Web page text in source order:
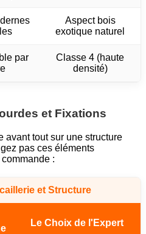
Aspect bois
exotique naturel
par
Classe 4 (haute
densité)
et Fixations
avant tout sur une structure
pas ces éléments
:
et Structure
Le Choix de l'Expert